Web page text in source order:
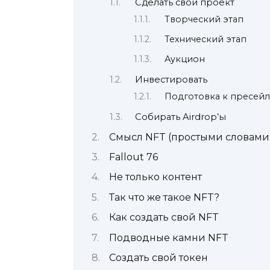
Сделать свой проект
Творческий этап
Технический этап
Аукцион
Инвестировать
Подготовка к
Собирать Airdrop’ы
Смысл NFT (простыми
Fallout 76
Не только контент
Так что же такое NFT?
Как создать свой NFT
Подводные камни NFT
Создать свой токен